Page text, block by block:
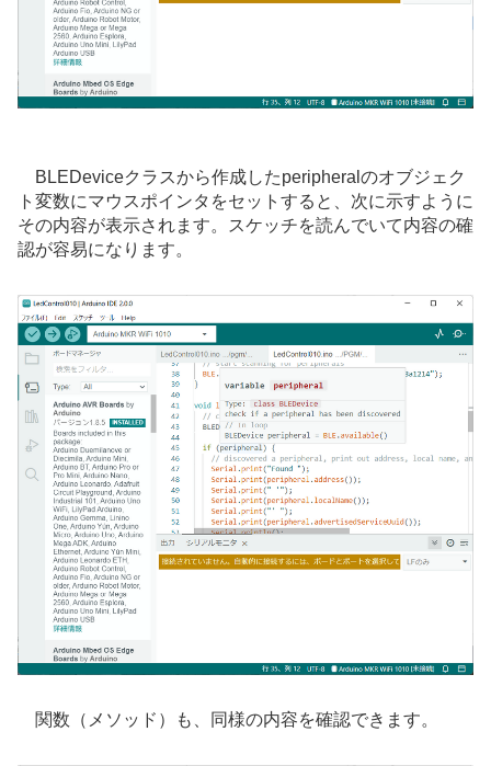
BLEDeviceクラスから作成したperipheralのオブジェク
ト変数にマウスポインタをセットすると、次に示すように
その内容が表示されます。スケッチを読んでいて内容の確
認が容易になります。
関数（メソッド）も、同様の内容を確認できます。